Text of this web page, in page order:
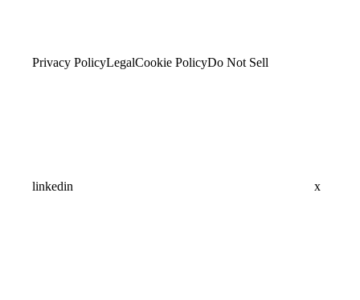
Privacy PolicyLegalCookie PolicyDo Not Sell
linkedin x